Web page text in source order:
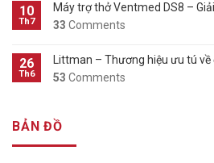
10
Th7
Máy trợ thở Ventmed DS8 –
33 Comments
26
Th6
Littman – Thương hiệu ưu tú
53 Comments
BẢN ĐỒ